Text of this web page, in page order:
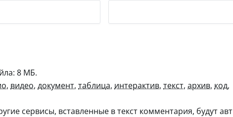
8 МБ.
, видео, документ, таблица, интерактив, текст, архив, код,
сервисы, вставленные в текст комментария, будут авт